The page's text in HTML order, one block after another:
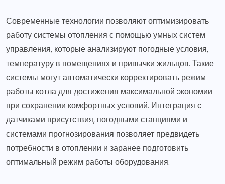
Современные технологии позволяют оптимизировать
работу системы отопления с помощью умных систем
управления, которые анализируют погодные условия,
температуру в помещениях и привычки жильцов. Такие
системы могут автоматически корректировать режим
работы котла для достижения максимальной экономии
при сохранении комфортных условий. Интеграция с
датчиками присутствия, погодными станциями и
системами прогнозирования позволяет предвидеть
потребности в отоплении и заранее подготовить
оптимальный режим работы оборудования.